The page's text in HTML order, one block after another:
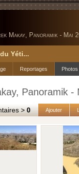
Makay, Panoramik - Mai
Yéti...
Photos
Reportages
Panoramik -
>0 Ajouter